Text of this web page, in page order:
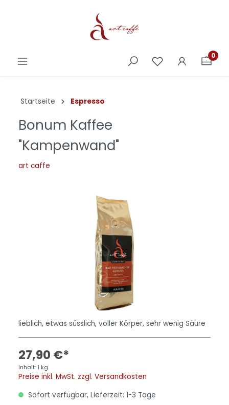
0
Startseite Espresso
Bonum Kaffee
"Kampenwand"
art caffe
lieblich, etwas süsslich, voller Körper, sehr wenig Säure
27,90 €*
Inhalt: 1 kg
Preise inkl. MwSt. zzgl. Versandkosten
Sofort verfügbar, Lieferzeit: 1-3 Tage